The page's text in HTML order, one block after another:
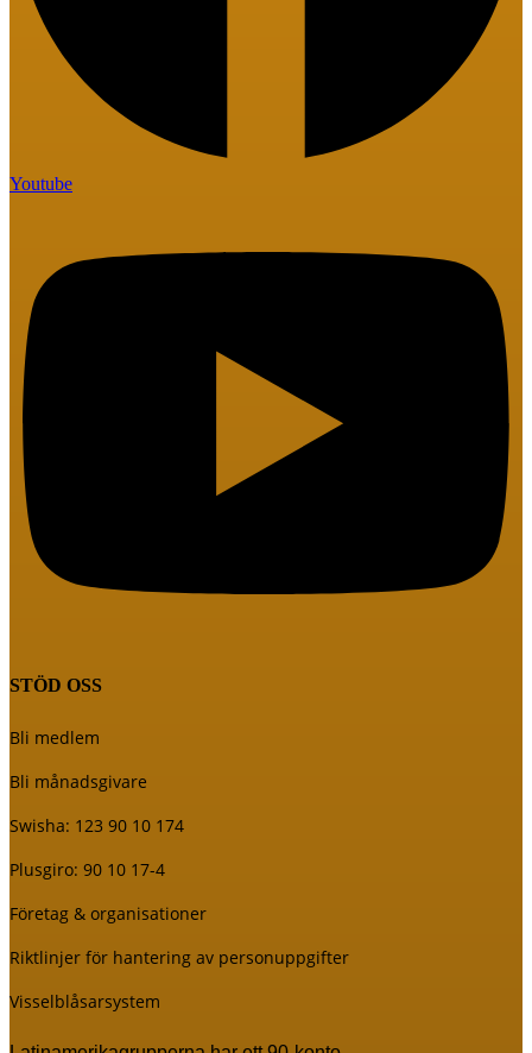
Youtube
STÖD OSS
Bli medlem
Bli månadsgivare
Swisha: 123 90 10 174
Plusgiro: 90 10 17-4
Företag & organisationer
Riktlinjer för hantering av personuppgifter
Visselblåsarsystem